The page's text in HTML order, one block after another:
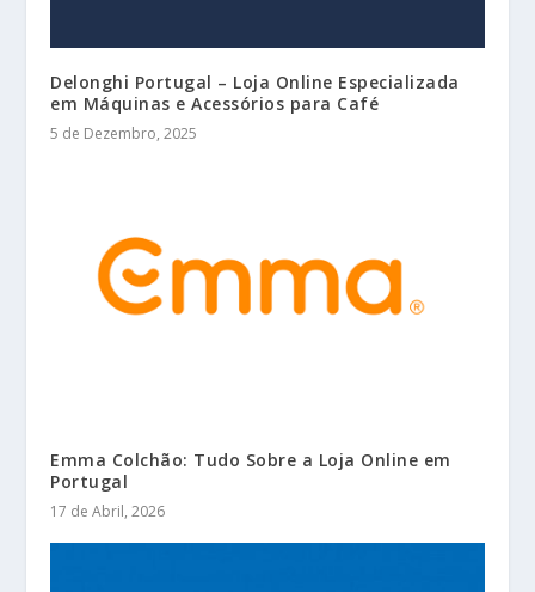
Delonghi Portugal – Loja Online Especializada
em Máquinas e Acessórios para Café
5 de Dezembro, 2025
Emma Colchão: Tudo Sobre a Loja Online em
Portugal
17 de Abril, 2026